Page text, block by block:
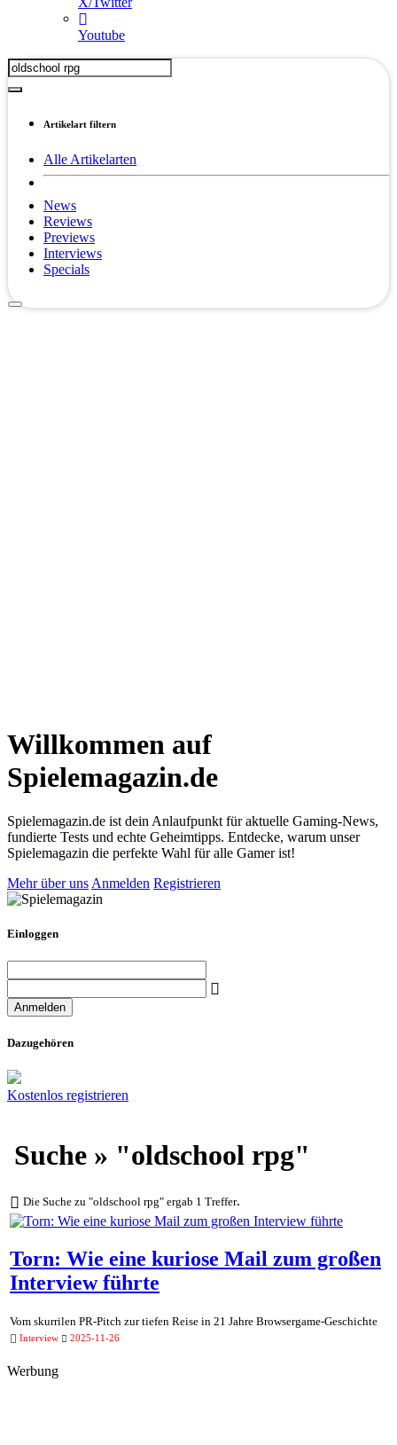
Youtube
Artikelart filtern
Alle Artikelarten
News
Reviews
Previews
Interviews
Specials
Willkommen auf
Spielemagazin.de
Spielemagazin.de ist dein Anlaufpunkt für aktuelle Gaming-News,
fundierte Tests und echte Geheimtipps. Entdecke, warum unser
Spielemagazin die perfekte Wahl für alle Gamer ist!
Mehr über uns Anmelden Registrieren
Einloggen
Dazugehören
Kostenlos registrieren
Suche » "oldschool rpg"
Die Suche zu "oldschool rpg" ergab 1 Treffer.
Torn: Wie eine kuriose Mail zum großen
Interview führte
Vom skurrilen PR-Pitch zur tiefen Reise in 21 Jahre Browsergame-Geschichte
Interview 2025-11-26
Werbung